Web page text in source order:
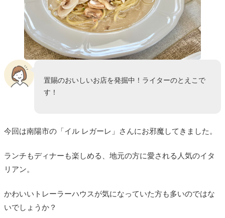
置賜のおいしいお店を発掘中！ライターのとえこで
す！
今回は南陽市の「イル レガーレ」さんにお邪魔してきました。
ランチもディナーも楽しめる、地元の方に愛される人気のイタ
リアン。
かわいいトレーラーハウスが気になっていた方も多いのではな
いでしょうか？